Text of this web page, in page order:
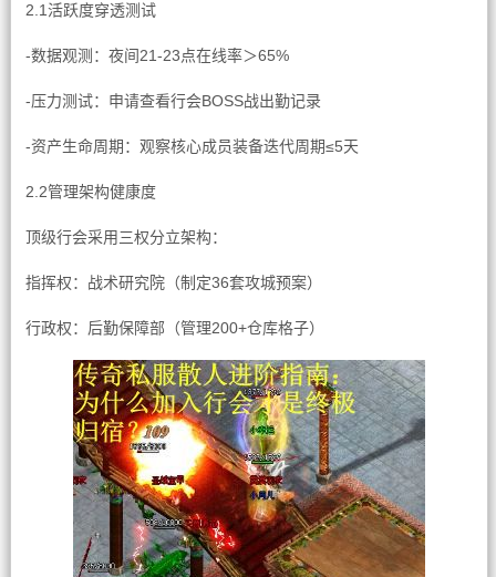
2.1活跃度穿透测试
-数据观测：夜间21-23点在线率＞65%
-压力测试：申请查看行会BOSS战出勤记录
-资产生命周期：观察核心成员装备迭代周期≤5天
2.2管理架构健康度
顶级行会采用三权分立架构：
指挥权：战术研究院（制定36套攻城预案）
行政权：后勤保障部（管理200+仓库格子）